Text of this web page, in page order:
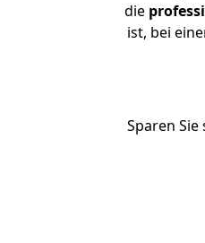
die
ist, bei
Sparen